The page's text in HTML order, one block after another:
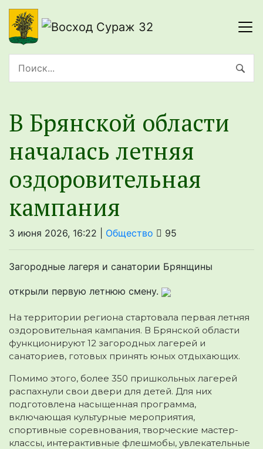
В Брянской области
началась летняя
оздоровительная
кампания
3 июня 2026, 16:22 | Общество 95
Загородные лагеря и санатории Брянщины
открыли первую летнюю смену.
На территории региона стартовала первая летняя
оздоровительная кампания. В Брянской области
функционируют 12 загородных лагерей и
санаториев, готовых принять юных отдыхающих.
Помимо этого, более 350 пришкольных лагерей
распахнули свои двери для детей. Для них
подготовлена насыщенная программа,
включающая культурные мероприятия,
спортивные соревнования, творческие мастер-
классы, интерактивные флешмобы, увлекательные